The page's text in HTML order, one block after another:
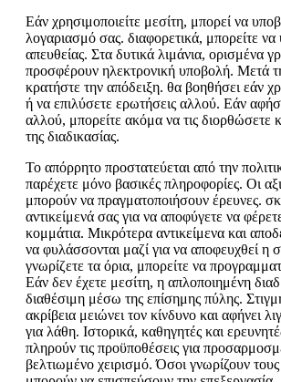
Εάν χρησιμοποιείτε μεσίτη, μπορεί να
λογαριασμό σας. διαφορετικά, μπορείτε να
απευθείας. Στα δυτικά λιμάνια, ορισμένα
προσφέρουν ηλεκτρονική υποβολή. Μετά
κρατήστε την απόδειξη. θα βοηθήσει εάν
ή να επιλύσετε ερωτήσεις αλλού. Εάν
αλλού, μπορείτε ακόμα να τις διορθώσετε
της διαδικασίας.
Το απόρρητο προστατεύεται από την
παρέχετε μόνο βασικές πληροφορίες. Οι
μπορούν να πραγματοποιήσουν έρευνες.
αντικείμενά σας για να αποφύγετε να
κομμάτια. Μικρότερα αντικείμενα και
να φυλάσσονται μαζί για να αποφευχθεί η
γνωρίζετε τα όρια, μπορείτε να
Εάν δεν έχετε μεσίτη, η απλοποιημένη
διαθέσιμη μέσω της επίσημης πύλης.
ακρίβεια μειώνει τον κίνδυνο και αφήνει
για λάθη. Ιστορικά, καθηγητές και
πληρούν τις προϋποθέσεις για
βελτιωμένο χειρισμό. Όσοι γνωρίζουν